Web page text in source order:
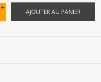
+
-
AJOUTER AU PANIER